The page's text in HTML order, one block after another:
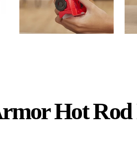
Hot Rod